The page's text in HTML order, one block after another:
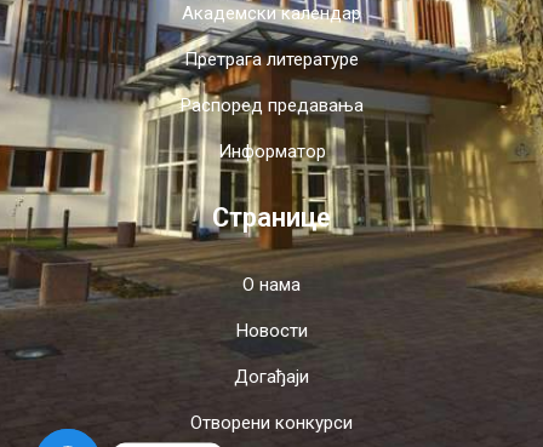
Академски календар
Претрага литературе
Распоред предавања
Информатор
Странице
О нама
Новости
Догађаји
Отворени конкурси